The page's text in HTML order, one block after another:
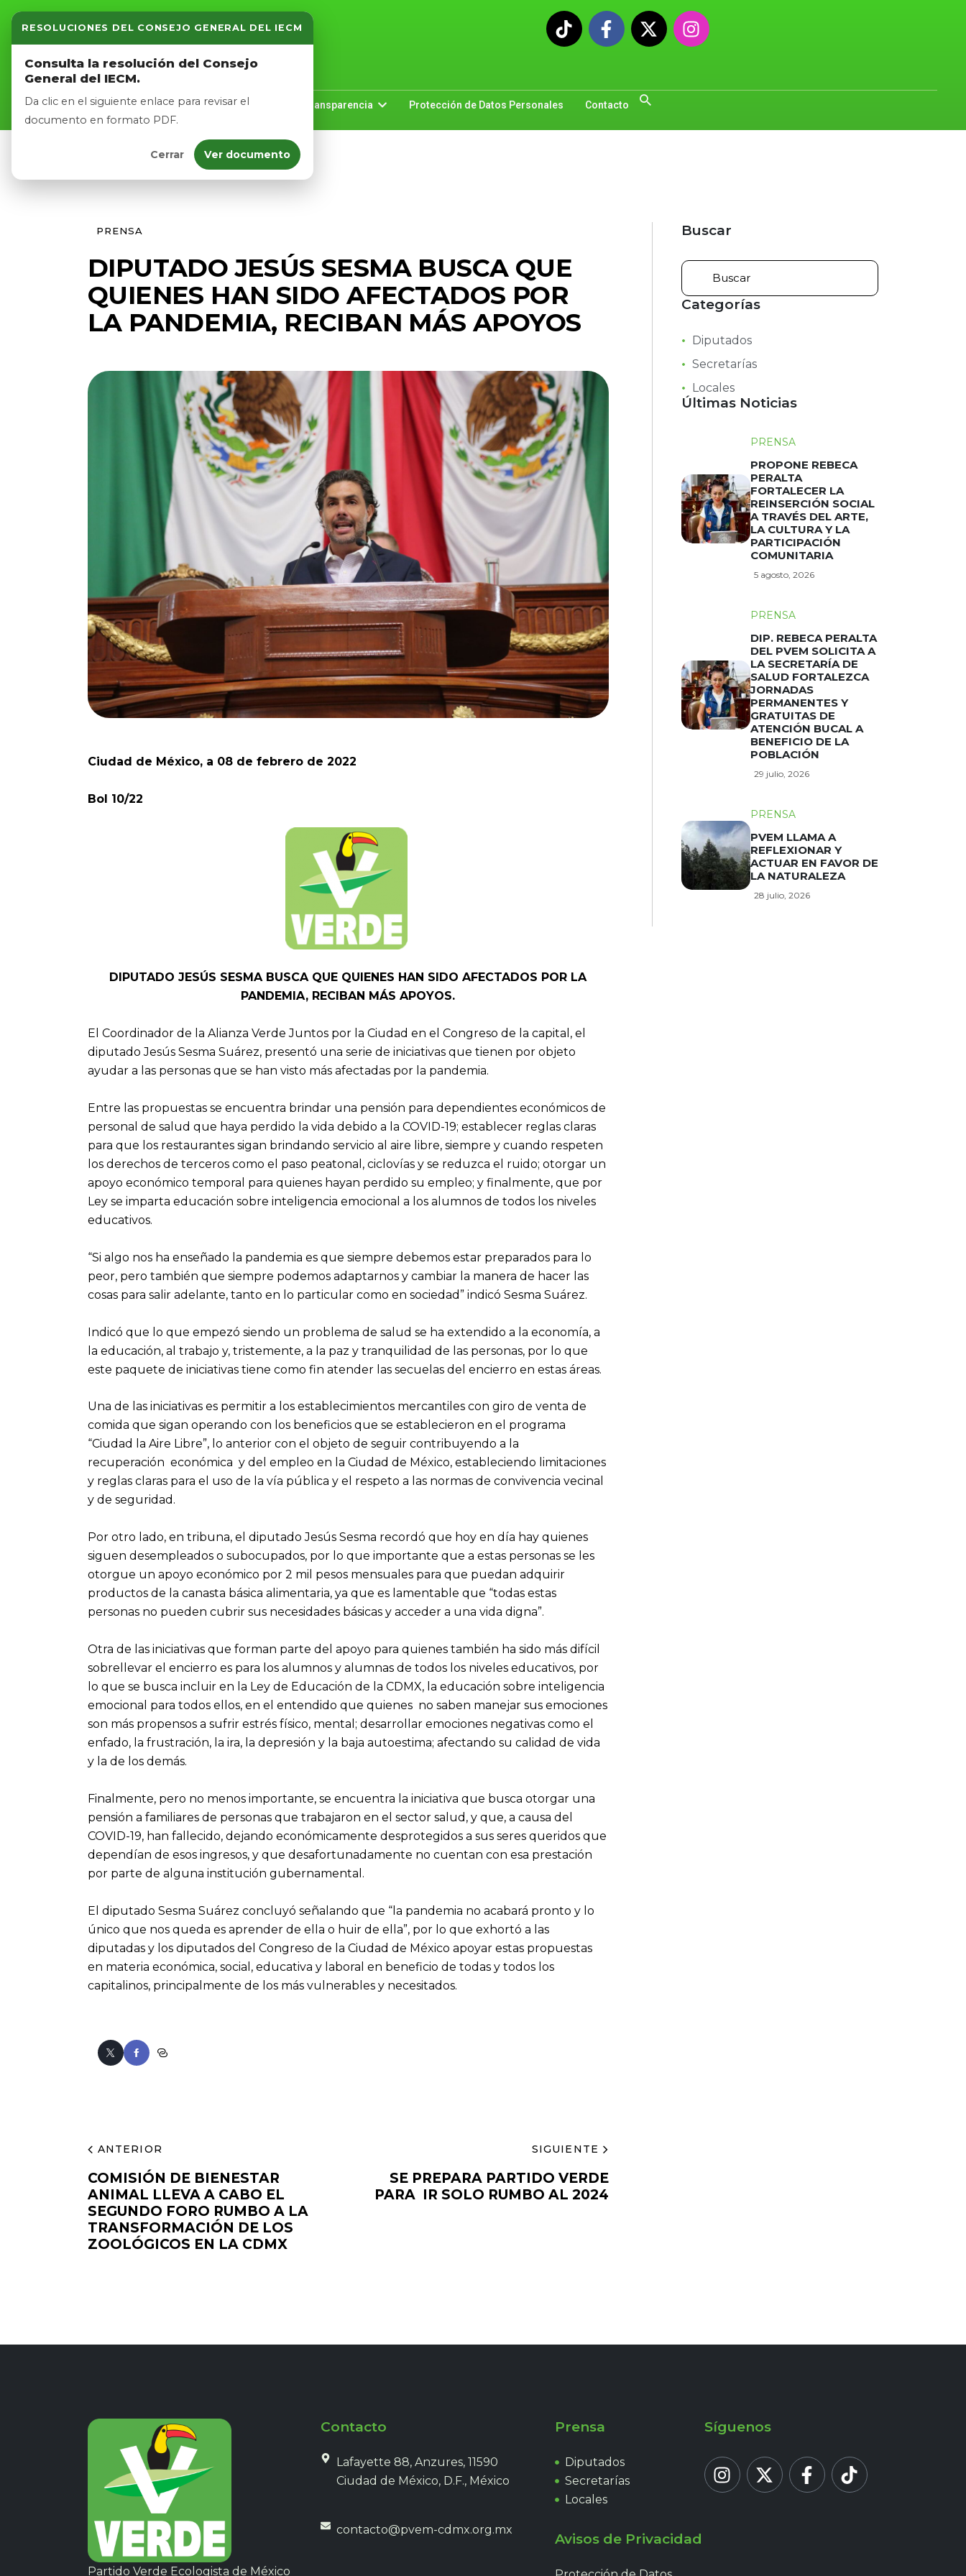
RESOLUCIONES DEL CONSEJO GENERAL DEL IECM
Consulta la resolución del Consejo
General del IECM.
Da clic en el siguiente enlace para revisar el
documento en formato PDF.
Cerrar Ver documento
Inicio Nosotros Logros Noticias Transparencia Protección de Datos Personales Contacto
Inicio
Nosotros
Afíliate
Eventos
PRENSA
DIPUTADO JESÚS SESMA BUSCA QUE
QUIENES HAN SIDO AFECTADOS POR
LA PANDEMIA, RECIBAN MÁS APOYOS
Ciudad de México, a 08 de febrero de 2022
Bol 10/22
DIPUTADO JESÚS SESMA BUSCA QUE QUIENES HAN SIDO AFECTADOS POR LA
PANDEMIA, RECIBAN MÁS APOYOS.
El Coordinador de la Alianza Verde Juntos por la Ciudad en el Congreso de la capital, el
diputado Jesús Sesma Suárez, presentó una serie de iniciativas que tienen por objeto
ayudar a las personas que se han visto más afectadas por la pandemia.
Entre las propuestas se encuentra brindar una pensión para dependientes económicos de
personal de salud que haya perdido la vida debido a la COVID-19; establecer reglas claras
para que los restaurantes sigan brindando servicio al aire libre, siempre y cuando respeten
los derechos de terceros como el paso peatonal, ciclovías y se reduzca el ruido; otorgar un
apoyo económico temporal para quienes hayan perdido su empleo; y finalmente, que por
Ley se imparta educación sobre inteligencia emocional a los alumnos de todos los niveles
educativos.
“Si algo nos ha enseñado la pandemia es que siempre debemos estar preparados para lo
peor, pero también que siempre podemos adaptarnos y cambiar la manera de hacer las
cosas para salir adelante, tanto en lo particular como en sociedad” indicó Sesma Suárez.
Indicó que lo que empezó siendo un problema de salud se ha extendido a la economía, a
la educación, al trabajo y, tristemente, a la paz y tranquilidad de las personas, por lo que
este paquete de iniciativas tiene como fin atender las secuelas del encierro en estas áreas.
Una de las iniciativas es permitir a los establecimientos mercantiles con giro de venta de
comida que sigan operando con los beneficios que se establecieron en el programa
“Ciudad la Aire Libre”, lo anterior con el objeto de seguir contribuyendo a la
recuperación económica y del empleo en la Ciudad de México, estableciendo limitaciones
y reglas claras para el uso de la vía pública y el respeto a las normas de convivencia vecinal
y de seguridad.
Por otro lado, en tribuna, el diputado Jesús Sesma recordó que hoy en día hay quienes
siguen desempleados o subocupados, por lo que importante que a estas personas se les
otorgue un apoyo económico por 2 mil pesos mensuales para que puedan adquirir
productos de la canasta básica alimentaria, ya que es lamentable que “todas estas
personas no pueden cubrir sus necesidades básicas y acceder a una vida digna”.
Otra de las iniciativas que forman parte del apoyo para quienes también ha sido más difícil
sobrellevar el encierro es para los alumnos y alumnas de todos los niveles educativos, por
lo que se busca incluir en la Ley de Educación de la CDMX, la educación sobre inteligencia
emocional para todos ellos, en el entendido que quienes no saben manejar sus emociones
son más propensos a sufrir estrés físico, mental; desarrollar emociones negativas como el
enfado, la frustración, la ira, la depresión y la baja autoestima; afectando su calidad de vida
y la de los demás.
Finalmente, pero no menos importante, se encuentra la iniciativa que busca otorgar una
pensión a familiares de personas que trabajaron en el sector salud, y que, a causa del
COVID-19, han fallecido, dejando económicamente desprotegidos a sus seres queridos que
dependían de esos ingresos, y que desafortunadamente no cuentan con esa prestación
por parte de alguna institución gubernamental.
El diputado Sesma Suárez concluyó señalando que “la pandemia no acabará pronto y lo
único que nos queda es aprender de ella o huir de ella”, por lo que exhortó a las
diputadas y los diputados del Congreso de la Ciudad de México apoyar estas propuestas
en materia económica, social, educativa y laboral en beneficio de todas y todos los
capitalinos, principalmente de los más vulnerables y necesitados.
ANTERIOR
COMISIÓN DE BIENESTAR
ANIMAL LLEVA A CABO EL
SEGUNDO FORO RUMBO A LA
TRANSFORMACIÓN DE LOS
ZOOLÓGICOS EN LA CDMX
SIGUIENTE
SE PREPARA PARTIDO VERDE
PARA IR SOLO RUMBO AL 2024
Buscar
Categorías
Diputados
Secretarías
Locales
Últimas Noticias
PRENSA
PROPONE REBECA
PERALTA
FORTALECER LA
REINSERCIÓN SOCIAL
A TRAVÉS DEL ARTE,
LA CULTURA Y LA
PARTICIPACIÓN
COMUNITARIA
5 agosto, 2026
PRENSA
DIP. REBECA PERALTA
DEL PVEM SOLICITA A
LA SECRETARÍA DE
SALUD FORTALEZCA
JORNADAS
PERMANENTES Y
GRATUITAS DE
ATENCIÓN BUCAL A
BENEFICIO DE LA
POBLACIÓN
29 julio, 2026
PRENSA
PVEM LLAMA A
REFLEXIONAR Y
ACTUAR EN FAVOR DE
LA NATURALEZA
28 julio, 2026
Partido Verde Ecologista de México
Contacto
Lafayette 88, Anzures, 11590
Ciudad de México, D.F., México
contacto@pvem-cdmx.org.mx
Prensa
Diputados
Secretarías
Locales
Avisos de Privacidad
Síguenos